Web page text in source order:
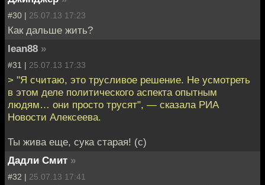
#30 | 25.07.13 17:23
Как дальше жить?
lean88 »
#31 | 25.07.13 17:33
> "Я считаю, это трусливое решение. Не усмотреть
в этом деле политического аспекта опытным
людям… они просто трусят", — сказала РИА
Новости Алексеева.
Ты жива еще, сука старая! (с)
Дадли Смит »
#32 | 25.07.13 17:41